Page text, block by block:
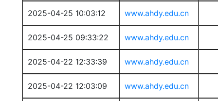
2025-04-25 10:03:12 www.ahdy.edu.cn
2025-04-25 09:33:22 www.ahdy.edu.cn
2025-04-22 12:33:39 www.ahdy.edu.cn
2025-04-22 12:03:09 www.ahdy.edu.cn